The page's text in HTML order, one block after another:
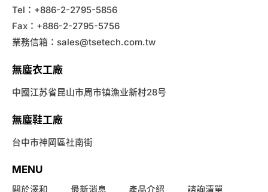
Tel：+886-2-2795-5856
Fax：+886-2-2795-5756
業務信箱： sales@tsetech.com.tw
無塵衣工廠
中國江苏省昆山市周市镇漁业新村28号
無塵鞋工廠
台中市神岡區社南街
MENU
關於澤和 最新消息 產品介紹 諮詢清單